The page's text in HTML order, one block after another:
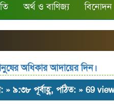
অর্থ ও বাণিজ্য বিনোদন
অধিকার আদায়ের দিন।
৯:৩৮ পূর্বাহ্ণ, পঠিত: » 69